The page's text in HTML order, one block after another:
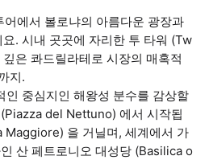
에서 볼로냐의 아름다운 광장과
. 시내 곳곳에 자리한 투 타워 (Tw
은 콰드릴라테로 시장의 매혹적
지.
인 중심지인 해왕성 분수를 감상할
del Nettuno) 에서 시작됩
Maggiore) 을 거닐며, 세계에서 가
산 페트로니오 대성당 (Basilica o